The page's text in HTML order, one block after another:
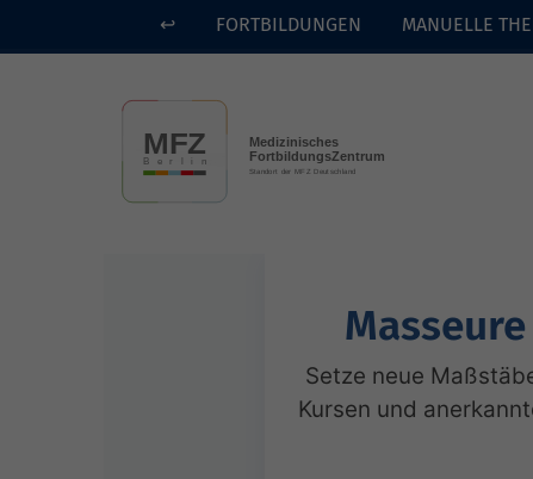
Skip to main content
↩ FORTBILDUNGEN MANUELLE
Setze neue
Kursen und